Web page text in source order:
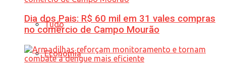
Tudo
Economia
Dia dos Pais: R$ 60 mil em 31 vales compras
no comércio de Campo Mourão